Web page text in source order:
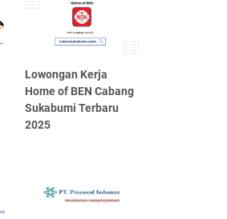
Lowongan Kerja
Home of BEN Cabang
Sukabumi Terbaru
2025